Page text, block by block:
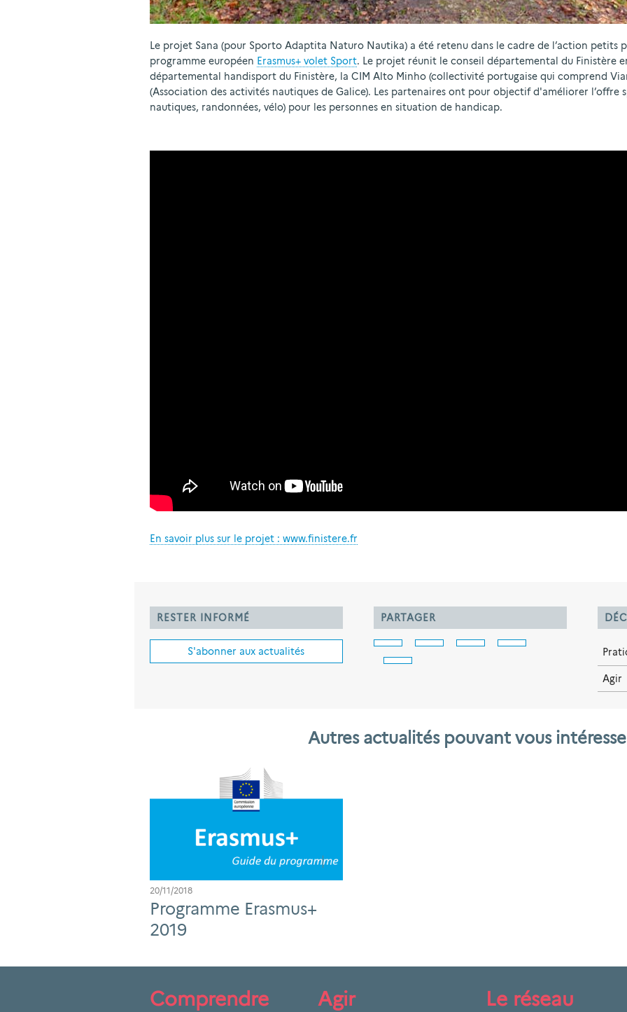
Le projet Sana (pour Sporto Adaptita Naturo Nautika) a été retenu dans le cadre de l’action petits
programme européen Erasmus+ volet Sport. Le projet réunit le conseil départemental du Finistère
départemental handisport du Finistère, la CIM Alto Minho (collectivité portugaise qui comprend
(Association des activités nautiques de Galice). Les partenaires ont pour objectif d'améliorer l’offre
nautiques, randonnées, vélo) pour les personnes en situation de handicap.
En savoir plus sur le projet : www.finistere.fr
RESTER INFORMÉ
S'abonner aux actualités
PARTAGER
Agir
Autres actualités pouvant vous
20/11/2018
Programme Erasmus+
2019
Comprendre Agir Le réseau